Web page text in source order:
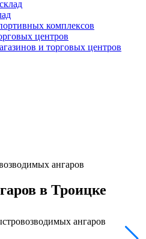
комплексов
центров
и торговых центров
ангаров
в Троицке